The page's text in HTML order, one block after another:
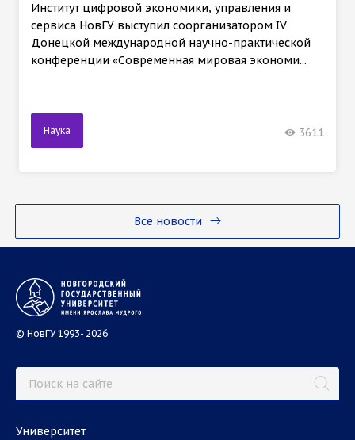
Все новости
Институт цифровой экономики, управления и
сервиса НовГУ выступил соорганизатором IV
Донецкой международной научно-практической
конференции «Современная мировая экономи...
Наука 3611
© НовГУ 1993- 2026
Университет